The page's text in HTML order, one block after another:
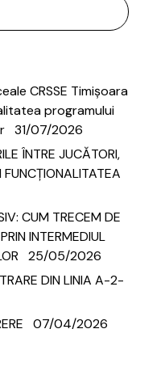
CRSSE Timișoara
programului
31/07/2026
ÎNTRE JUCĂTORI,
CUM TRECEM DE
INTERMEDIUL
25/05/2026
DIN LINIA A-2-
07/04/2026